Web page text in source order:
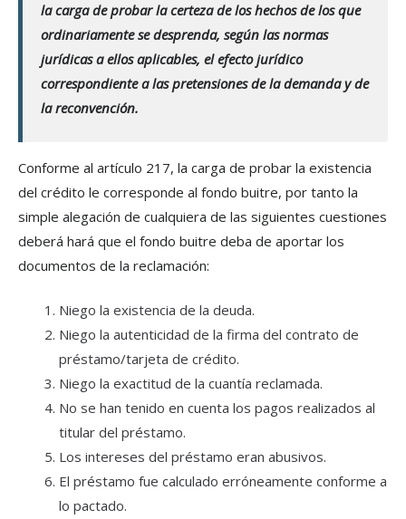
la carga de probar la certeza de los hechos de los que
ordinariamente se desprenda, según las normas
jurídicas a ellos aplicables, el efecto jurídico
correspondiente a las pretensiones de la demanda y de
la reconvención.
Conforme al artículo 217, la carga de probar la existencia
del crédito le corresponde al fondo buitre, por tanto la
simple alegación de cualquiera de las siguientes cuestiones
deberá hará que el fondo buitre deba de aportar los
documentos de la reclamación:
Niego la existencia de la deuda.
Niego la autenticidad de la firma del contrato de
préstamo/tarjeta de crédito.
Niego la exactitud de la cuantía reclamada.
No se han tenido en cuenta los pagos realizados al
titular del préstamo.
Los intereses del préstamo eran abusivos.
El préstamo fue calculado erróneamente conforme a
lo pactado.